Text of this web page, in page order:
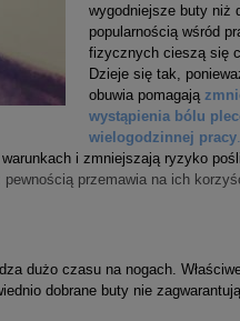
wygodniejsze buty niż
popularnością wśród
fizycznych cieszą się
Dzieje się tak,
obuwia pomagają
wystąpienia bólu
wielogodzinnej pracy
i zmniejszają ryzyko
przemawia na ich
dużo czasu na nogach.
dobrane buty nie